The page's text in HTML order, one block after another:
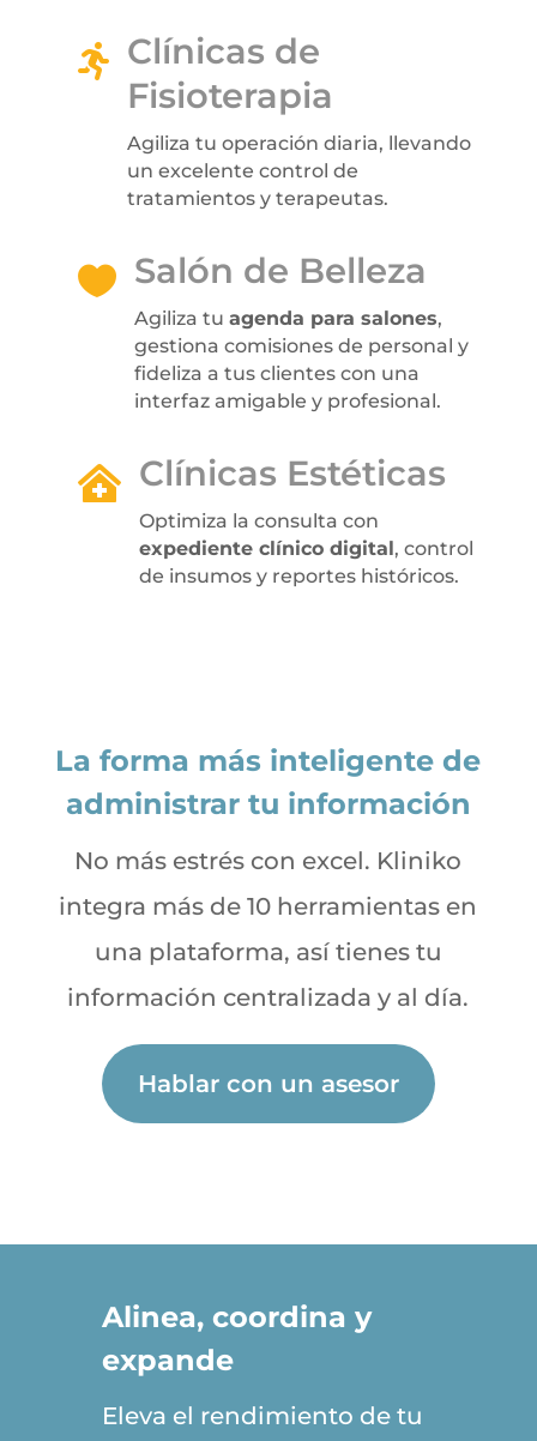
 Clínicas de
Fisioterapia
Agiliza tu operación diaria, llevando
un excelente control de
tratamientos y terapeutas.
 Salón de Belleza
Agiliza tu agenda para salones,
gestiona comisiones de personal y
fideliza a tus clientes con una
interfaz amigable y profesional.
 Clínicas Estéticas
Optimiza la consulta con
expediente clínico digital, control
de insumos y reportes históricos.
La forma más inteligente de
administrar tu información
No más estrés con excel. Kliniko
integra más de 10 herramientas en
una plataforma, así tienes tu
información centralizada y al día.
Hablar con un asesor
Alinea, coordina y
expande
Eleva el rendimiento de tu